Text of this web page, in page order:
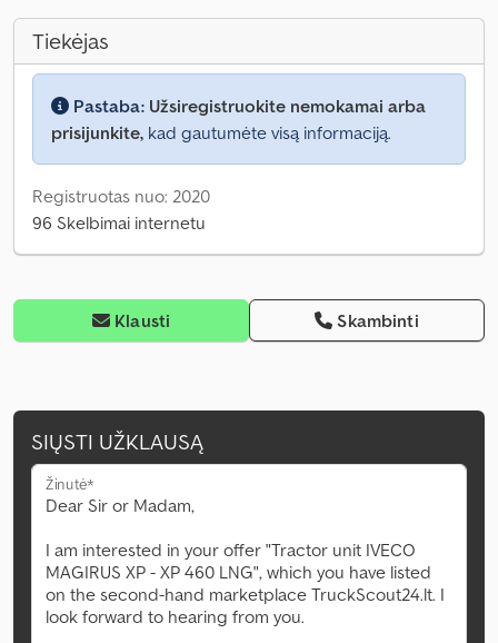
Tiekėjas
Pastaba: Užsiregistruokite nemokamai arba
prisijunkite, kad gautumėte visą informaciją.
Registruotas nuo: 2020
96 Skelbimai internetu
Klausti Skambinti
SIŲSTI UŽKLAUSĄ
Žinutė*